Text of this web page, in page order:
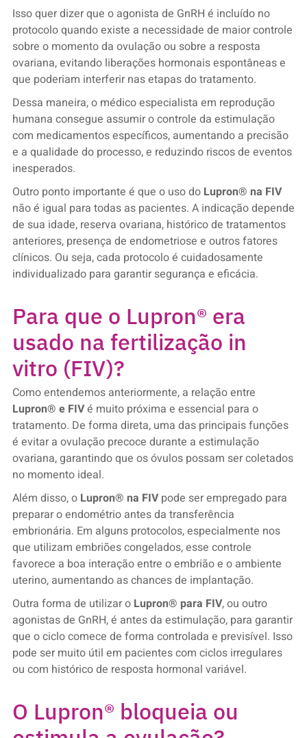
Isso quer dizer que o agonista de GnRH é incluído no
protocolo quando existe a necessidade de maior controle
sobre o momento da ovulação ou sobre a resposta
ovariana, evitando liberações hormonais espontâneas e
que poderiam interferir nas etapas do tratamento.
Dessa maneira, o médico especialista em reprodução
humana consegue assumir o controle da estimulação
com medicamentos específicos, aumentando a precisão
e a qualidade do processo, e reduzindo riscos de eventos
inesperados.
Outro ponto importante é que o uso do Lupron® na FIV
não é igual para todas as pacientes. A indicação depende
de sua idade, reserva ovariana, histórico de tratamentos
anteriores, presença de endometriose e outros fatores
clínicos. Ou seja, cada protocolo é cuidadosamente
individualizado para garantir segurança e eficácia.
Para que o Lupron® era
usado na fertilização in
vitro (FIV)?
Como entendemos anteriormente, a relação entre
Lupron® e FIVé muito próxima e essencial para o
tratamento. De forma direta, uma das principais funções
é evitar a ovulação precoce durante a estimulação
ovariana, garantindo que os óvulos possam ser coletados
no momento ideal.
Além disso, o Lupron® na FIVpode ser empregado para
preparar o endométrio antes da transferência
embrionária. Em alguns protocolos, especialmente nos
que utilizam embriões congelados, esse controle
favorece a boa interação entre o embrião e o ambiente
uterino, aumentando as chances de implantação.
Outra forma de utilizar o Lupron® para FIV, ou outro
agonistas de GnRH, é antes da estimulação, para garantir
que o ciclo comece de forma controlada e previsível. Isso
pode ser muito útil em pacientes com ciclos irregulares
ou com histórico de resposta hormonal variável.
O Lupron® bloqueia ou